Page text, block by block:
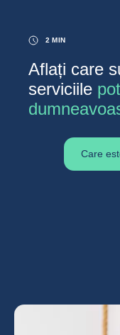
Aflați care
serviciile
2 MIN
Care